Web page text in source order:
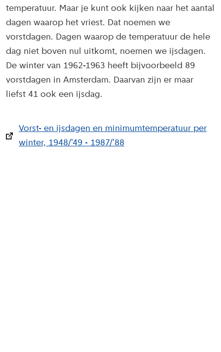
temperatuur. Maar je kunt ook kijken naar het aantal
dagen waarop het vriest. Dat noemen we
vorstdagen. Dagen waarop de temperatuur de hele
dag niet boven nul uitkomt, noemen we ijsdagen.
De winter van 1962-1963 heeft bijvoorbeeld 89
vorstdagen in Amsterdam. Daarvan zijn er maar
liefst 41 ook een ijsdag.
Vorst- en ijsdagen en minimumtemperatuur per
winter, 1948/'49 - 1987/'88